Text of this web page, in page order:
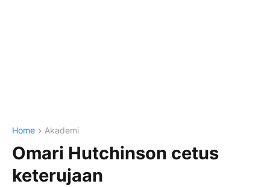
Home Akademi
Omari Hutchinson cetus
keterujaan